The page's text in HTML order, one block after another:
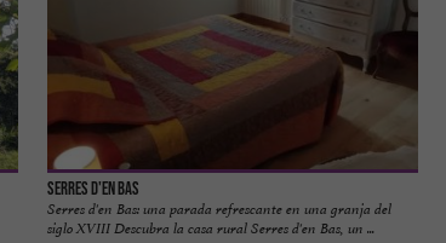
Serres d'en Bas
Serres d'en Bas: una parada refrescante en una granja del
siglo XVIII Descubra la casa rural Serres d'en Bas, un ...